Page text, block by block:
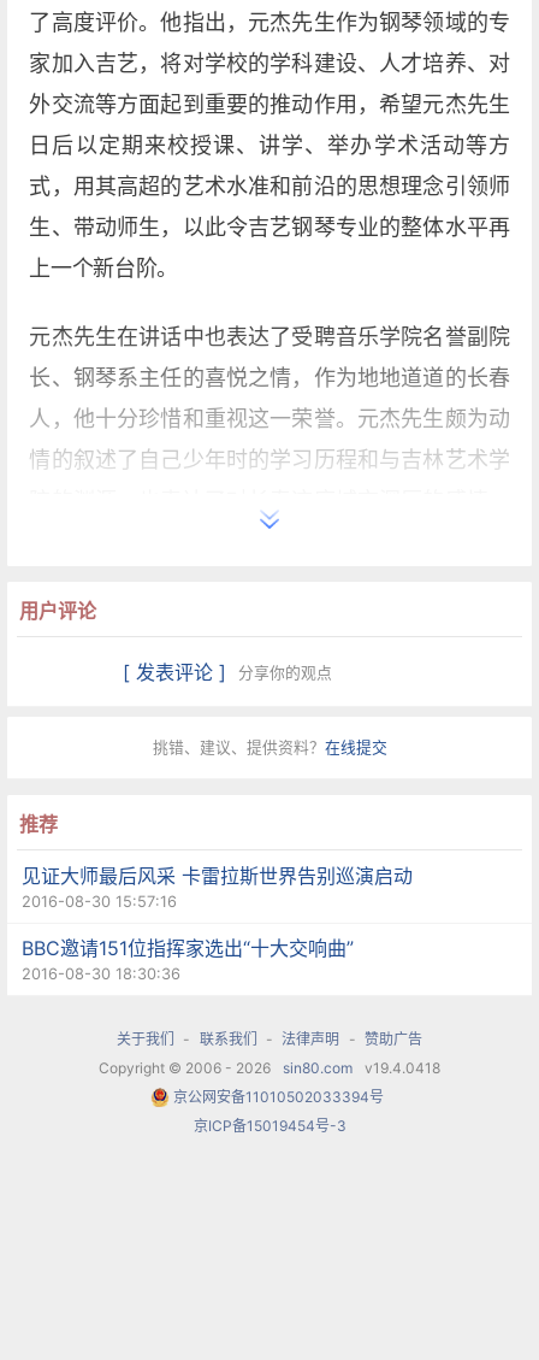
了高度评价。他指出，元杰先生作为钢琴领域的专
家加入吉艺，将对学校的学科建设、人才培养、对
外交流等方面起到重要的推动作用，希望元杰先生
日后以定期来校授课、讲学、举办学术活动等方
式，用其高超的艺术水准和前沿的思想理念引领师
生、带动师生，以此令吉艺钢琴专业的整体水平再
上一个新台阶。
元杰先生在讲话中也表达了受聘音乐学院名誉副院
长、钢琴系主任的喜悦之情，作为地地道道的长春
人，他十分珍惜和重视这一荣誉。元杰先生颇为动
情的叙述了自己少年时的学习历程和与吉林艺术学
他还特别说到，自己对吉艺这所学校有着别样的情
怀，儿时每星期都会在音乐学院一楼转弯处的小琴
这里任教，可以说，他的艺术生命中，流淌着浓浓
同策划举办长春国际钢琴艺术节、参与吉林艺术学
院钢琴艺术周等学术活动，可谓来往密切、感情深
厚。也正因如此，他愿意用自己的所学来为学校贡
献一份力量，也将竭尽所能发挥自己的优势，来回
最后，由吉林艺术学院陈吉风副校长与元杰先生进
行了特聘签字仪式，郭春方校长为元杰先生发放了
用户评论
[ 发表评论 ] 分享你的观点
挑错、建议、提供资料？ 在线提交
推荐
见证大师最后风采 卡雷拉斯世界告别巡演启动
2016-08-30 15:57:16
BBC邀请151位指挥家选出“十大交响曲”
2016-08-30 18:30:36
关于我们 - 联系我们 - 法律声明 - 赞助广告
Copyright © 2006 - 2026
sin80.com
v19.4.0418
京公网安备11010502033394号
京ICP备15019454号-3